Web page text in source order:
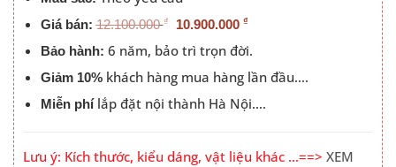
Giá bán:12.100.000 ₫ 10.900.000 ₫
Bảo hành: 6 năm, bảo trì trọn đời.
Giảm 10%khách hàng mua hàng lần đầu….
Miễn phílắp đặt nội thành Hà Nội….
Lưu ý: Kích thước, kiểu dáng, vật liệu khác …==> XEM